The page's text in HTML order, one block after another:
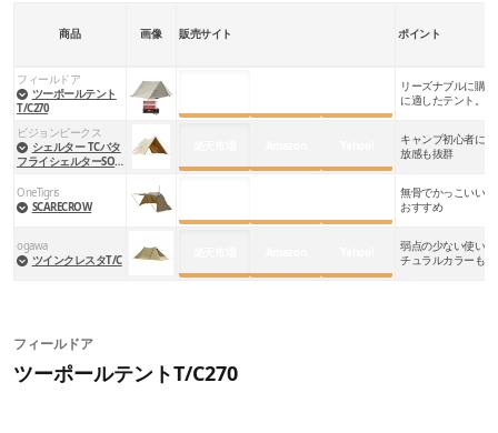
商品 画像 販売サイト ポイント
フィールドア
ツーポールテント
T/C270
リーズナブルに購
に適したテント。
ビジョンピークス
シェルター TCバタ
フライシェルターSOL
キャンプ初心者に
放感も抜群
OneTigris
SCARECROW
無骨でかっこいい
おすすめ
ogawa
ツインクレスタT/C
弱点の少ない使い
チュラルカラーもお
フィールドア
ツーポールテントT/C270